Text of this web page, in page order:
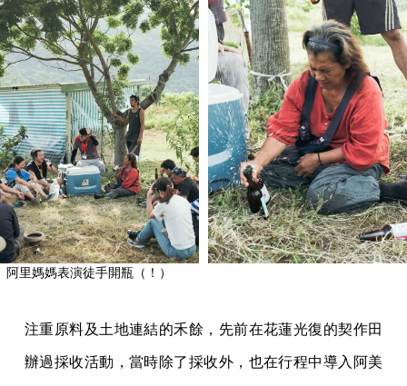
阿里媽媽表演徒手開瓶（！）
注重原料及土地連結的禾餘，先前在花蓮光復的契作田
辦過採收活動，當時除了採收外，也在行程中導入阿美